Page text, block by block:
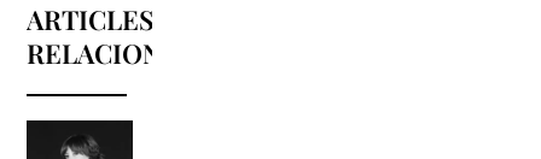
ARTICLES
RELACIONATS